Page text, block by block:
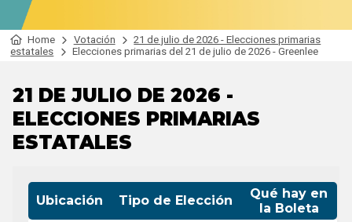
Home Votación
21 de julio de 2026 - Elecciones primarias
estatales
Elecciones primarias del 21 de julio de 2026 - Greenlee
21 DE JULIO DE 2026 -
ELECCIONES PRIMARIAS
ESTATALES
Ubicación Tipo de Elección
Qué hay en
la Boleta